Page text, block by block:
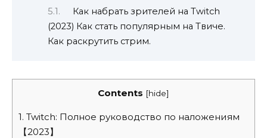
Как набрать зрителей на Twitch
(2023) Как стать популярным на Твиче.
Как раскрутить стрим.
Contents [hide]
1. Twitch: Полное руководство по наложениям
【2023】